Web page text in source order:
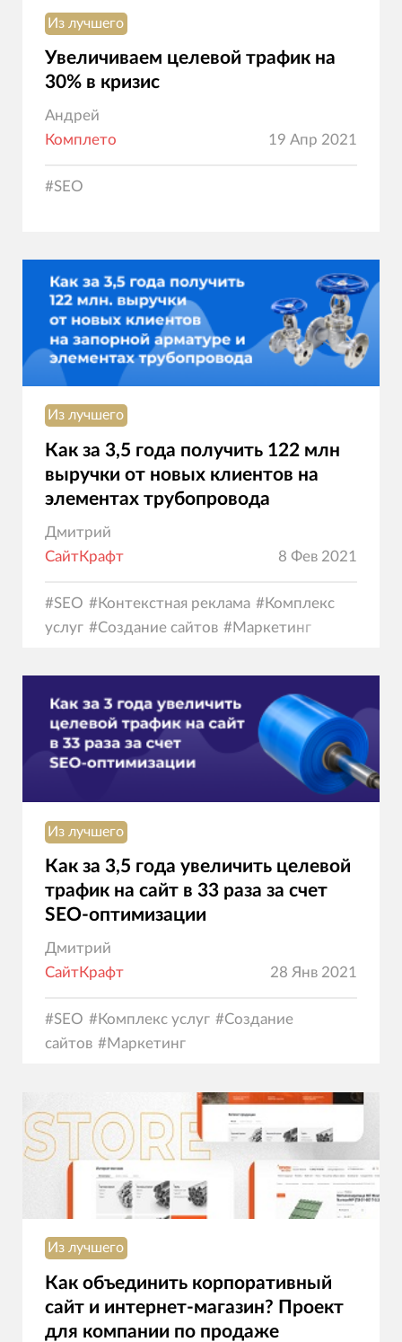
Из лучшего
Увеличиваем целевой трафик на
30% в кризис
Андрей
Комплето
19 Апр 2021
#SEO
Из лучшего
Как за 3,5 года получить 122 млн
выручки от новых клиентов на
элементах трубопровода
Дмитрий
СайтКрафт
8 Фев 2021
#SEO #Контекстная реклама #Комплекс
услуг #Создание сайтов #Маркетинг
Из лучшего
Как за 3,5 года увеличить целевой
трафик на сайт в 33 раза за счет
SEO-оптимизации
Дмитрий
СайтКрафт
28 Янв 2021
#SEO #Комплекс услуг #Создание
сайтов #Маркетинг
Из лучшего
Как объединить корпоративный
сайт и интернет-магазин? Проект
для компании по продаже